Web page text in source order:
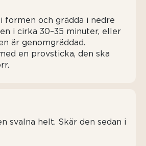
formen och grädda i nedre
i cirka 30–35 minuter, eller
är genomgräddad.
en provsticka, den ska
svalna helt. Skär den sedan i